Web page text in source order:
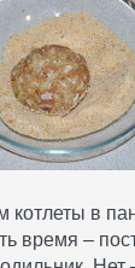
котлеты в
время –